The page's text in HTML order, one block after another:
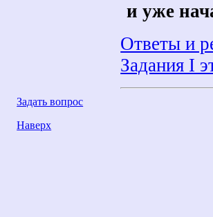
и уже
Ответы и
Задания I
Задать вопрос
Наверх